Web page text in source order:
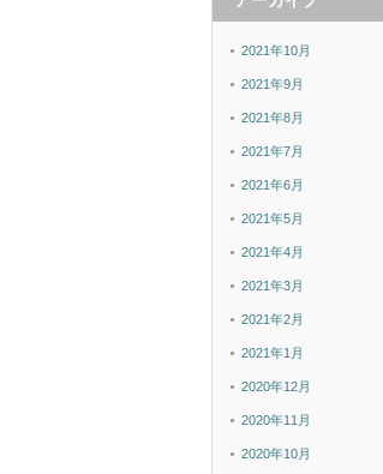
2021年10月
2021年9月
2021年8月
2021年7月
2021年6月
2021年5月
2021年4月
2021年3月
2021年2月
2021年1月
2020年12月
2020年11月
2020年10月